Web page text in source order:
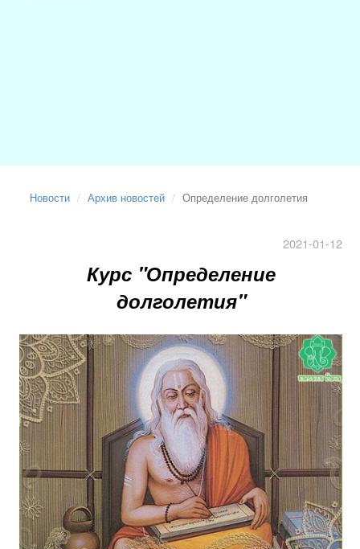
Новости Архив новостей Определение долголетия
2021-01-12
Курс "Определение
долголетия"